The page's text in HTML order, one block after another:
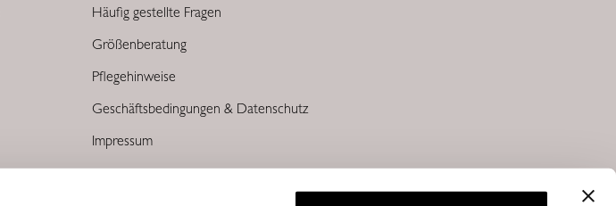
Häufig gestellte Fragen
Größenberatung
Pflegehinweise
Geschäftsbedingungen & Datenschutz
Impressum